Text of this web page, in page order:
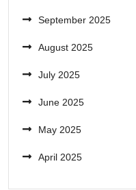
September 2025
August 2025
July 2025
June 2025
May 2025
April 2025